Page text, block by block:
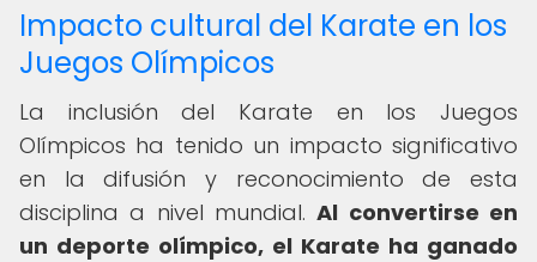
Impacto cultural del Karate en los
Juegos Olímpicos
La inclusión del Karate en los Juegos
Olímpicos ha tenido un impacto significativo
en la difusión y reconocimiento de esta
disciplina a nivel mundial.Al convertirse en
un deporte olímpico, el Karate ha ganado